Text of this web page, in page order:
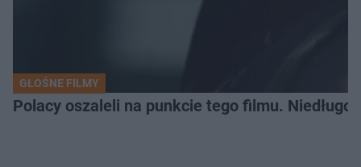
GŁOŚNE FILMY
Polacy oszaleli na punkcie tego filmu. Niedługo